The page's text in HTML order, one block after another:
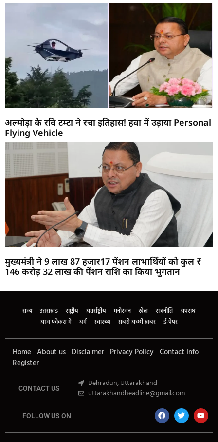
अल्मोड़ा के रवि टम्टा ने रचा इतिहास! हवा में उड़ाया Personal
Flying Vehicle
मुख्यमंत्री ने 9 लाख 87 हजार17 पेंशन लाभार्थियों को कुल ₹
146 करोड़ 32 लाख की पेंशन राशि का किया भुगतान
राज्य उत्तराखंड राष्ट्रीय अंतर्राष्ट्रीय मनोरंजन खेल राजनीति
अपराध
आज फोकस में
धर्म स्वास्थ्य सबसे अच्छी खबर ई-पेपर
Home About us Disclaimer Privacy Policy Contact Info
Register
CONTACT US
Dehradun, Uttarakhand
uttarakhandheadline@gmail.com
FOLLOW US ON